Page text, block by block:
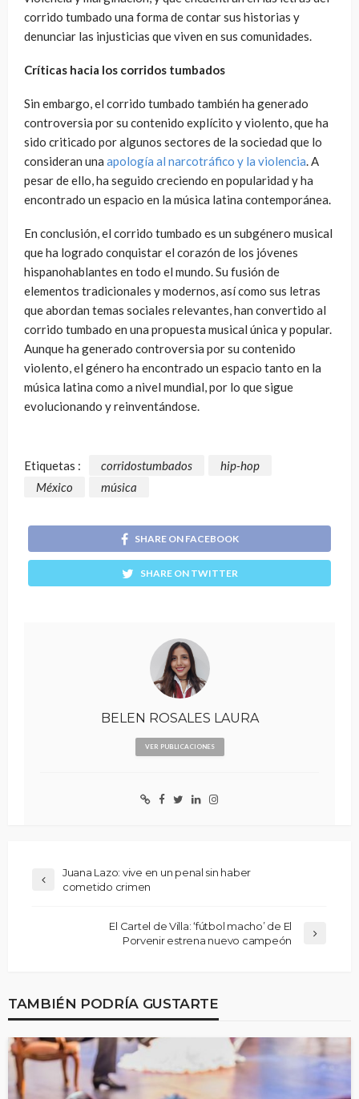
corrido tumbado una forma de contar sus historias y
denunciar las injusticias que viven en sus comunidades.
Críticas hacia los corridos tumbados
Sin embargo, el corrido tumbado también ha generado
controversia por su contenido explícito y violento, que ha
sido criticado por algunos sectores de la sociedad que lo
consideran una apología al narcotráfico y la violencia. A
pesar de ello, ha seguido creciendo en popularidad y ha
encontrado un espacio en la música latina contemporánea.
En conclusión, el corrido tumbado es un subgénero musical
que ha logrado conquistar el corazón de los jóvenes
hispanohablantes en todo el mundo. Su fusión de
elementos tradicionales y modernos, así como sus letras
que abordan temas sociales relevantes, han convertido al
corrido tumbado en una propuesta musical única y popular.
Aunque ha generado controversia por su contenido
violento, el género ha encontrado un espacio tanto en la
música latina como a nivel mundial, por lo que sigue
evolucionando y reinventándose.
Etiquetas : corridostumbados
hip-hop
México
música
SHARE ON FACEBOOK
SHARE ON TWITTER
BELEN ROSALES LAURA
VER PUBLICACIONES
Juana Lazo: vive en un penal sin haber
cometido crimen
El Cartel de Villa: ‘fútbol macho’ de El
Porvenir estrena nuevo campeón
TAMBIÉN PODRÍA GUSTARTE